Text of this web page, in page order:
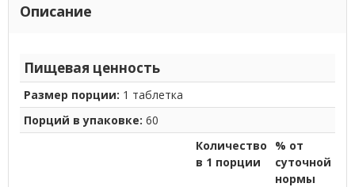
Описание
Пищевая ценность
Размер порции: 1 таблетка
Порций в упаковке: 60
Количество
в 1 порции
% от
суточной
нормы